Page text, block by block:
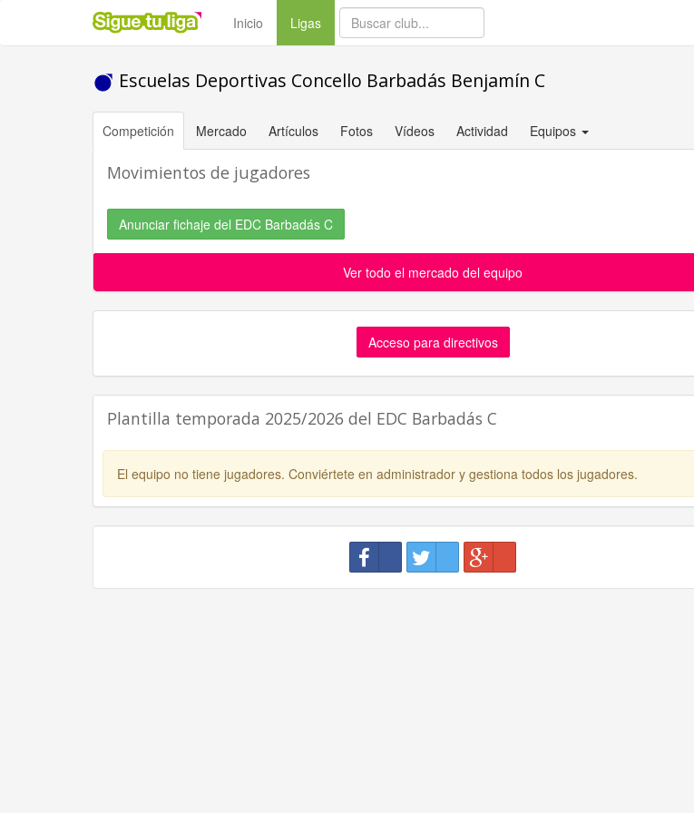
Inicio Ligas(current)
Escuelas Deportivas Concello Barbadás Benjamín C
Competición Mercado Artículos Fotos Vídeos Actividad Equipos
Movimientos de jugadores
Anunciar fichaje del EDC Barbadás C
Ver todo el mercado del equipo
Acceso para directivos
Plantilla temporada 2025/2026 del EDC Barbadás C
El equipo no tiene jugadores. Conviértete en administrador y gestiona todos los jugadores.